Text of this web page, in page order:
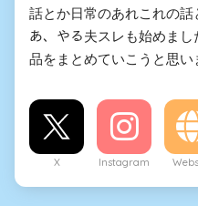
話とか日常のあれこれの
あ、やる夫スレも始めま
品をまとめていこうと思
X Instagram